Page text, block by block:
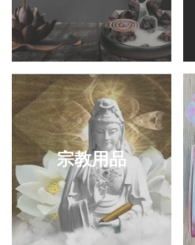
宗教用品